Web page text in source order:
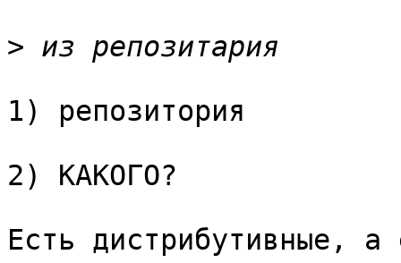
>
1) репозитория
2) КАКОГО?
Есть дистрибутивные,